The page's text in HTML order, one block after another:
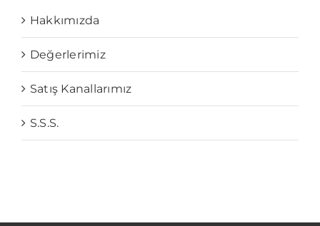
Hakkımızda
Değerlerimiz
Satış Kanallarımız
S.S.S.